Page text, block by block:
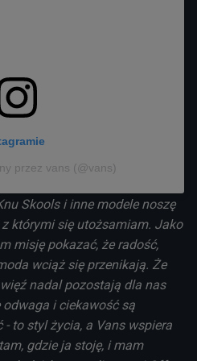
przez vans (@vans)
Skools i inne modele noszę
którymi się utożsamiam. Jako
misję pokazać, że radość,
wciąż się przenikają. Że
nadal pozostają dla nas
odwaga i ciekawość są
to styl życia, a Vans wspiera
gdzie ja stoję, i mam